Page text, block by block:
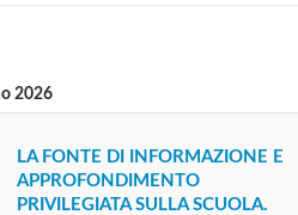
2026
LA FONTE DI INFORMAZIONE E
APPROFONDIMENTO
PRIVILEGIATA SULLA SCUOLA.